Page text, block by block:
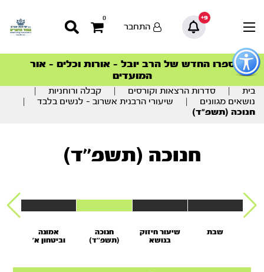
כפתור
לפתיחת
תפריט
9+
0
התחבר
סדרות הפודקאסטים
הסדרה המובילה החודש – דרך המלך
ספרו החדש של הרב יובל – אורות וכלים – אור
המועדים
הצטרפו למהפכת הבריאות הטבעית >
סדרות הפודקאסטים
הסדרה המובילה החודש – דרך המלך
תוכן
מרכזי
בית סדרות הרצאות וקורסים קבלה ורוחניות
נושאים מגוונים
שיעורי הרבנית אשרוב – לנשים בלבד
חנוכה (תשפ”ד)
חנוכה (תשפ''ד)
שבת
שיעור חיזוק
בנושא
חנוכה
(תשפ''ד)
אמונה
וביטחון א'